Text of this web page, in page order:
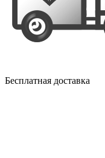
Бесплатная доставка